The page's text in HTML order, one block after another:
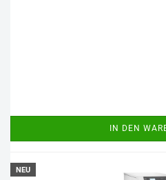
IN DEN
NEU